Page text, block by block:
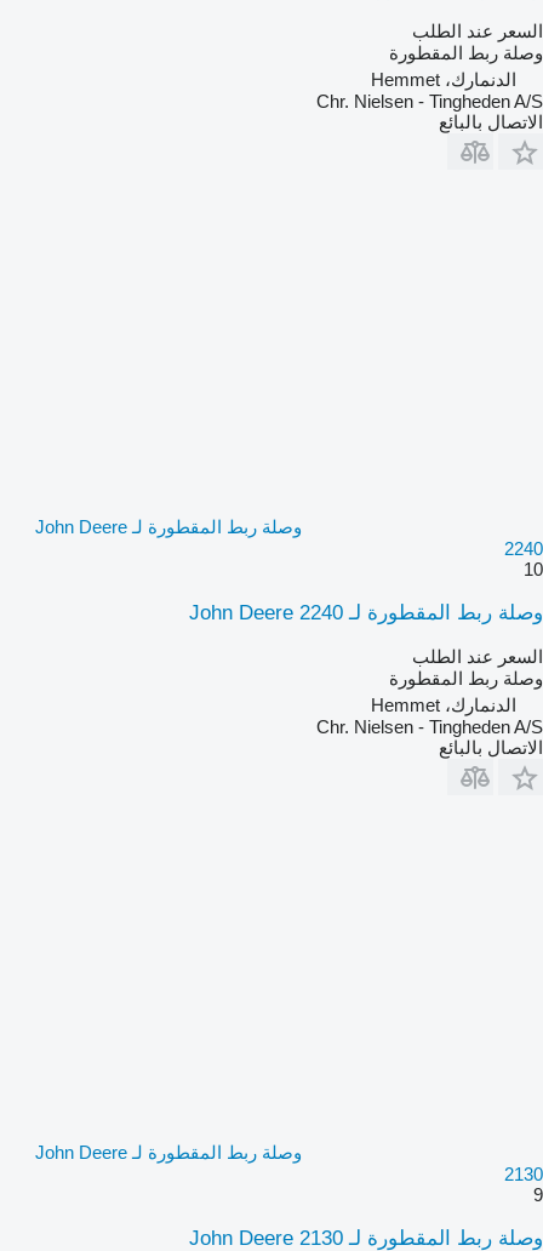
السعر عند الطلب
وصلة ربط المقطورة
الدنمارك، Hemmet
Chr. Nielsen - Tingheden A/S
الاتصال بالبائع
وصلة ربط المقطورة لـ John Deere
2240
10
وصلة ربط المقطورة لـ John Deere 2240
السعر عند الطلب
وصلة ربط المقطورة
الدنمارك، Hemmet
Chr. Nielsen - Tingheden A/S
الاتصال بالبائع
وصلة ربط المقطورة لـ John Deere
2130
9
وصلة ربط المقطورة لـ John Deere 2130